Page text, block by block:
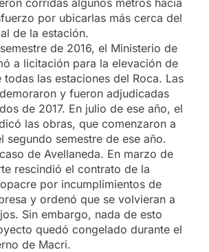
por ubicarlas más cerca del
de la estación.
de 2016, el Ministerio de
a licitación para la elevación de
todas las estaciones del Roca. Las
y fueron adjudicadas
de 2017. En julio de ese año, el
las obras, que comenzaron a
segundo semestre de ese año.
de Avellaneda. En marzo de
rescindió el contrato de la
por incumplimientos de
y ordenó que se volvieran a
Sin embargo, nada de esto
quedó congelado durante el
de Macri.